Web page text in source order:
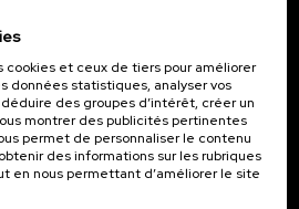
à recevoir les
cookies et ceux de tiers pour améliorer
données statistiques, analyser vos
des groupes d’intérêt, créer un
montrer des publicités pertinentes
permet de personnaliser le contenu
des informations sur les rubriques
en nous permettant d’améliorer le site